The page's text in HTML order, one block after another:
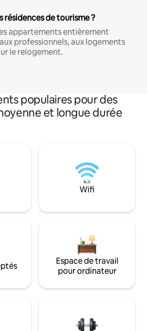
résidences de tourisme ?
appartements entièrement
professionnels, aux logements
le relogement.
populaires pour des
et longue durée
Wifi
Espace de travail
pour ordinateur